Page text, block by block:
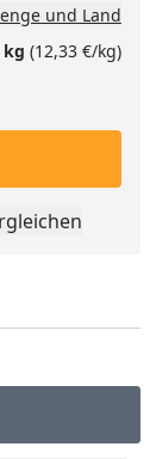
und Land
kg (12,33 €/kg)
Produkt